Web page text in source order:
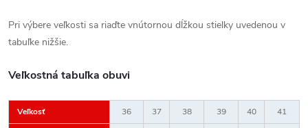
Pri výbere veľkosti sa riaďte vnútornou dĺžkou stielky uvedenou v
tabuľke nižšie.
Veľkostná tabuľka obuvi
Veľkosť 36 37 38 39 40 41